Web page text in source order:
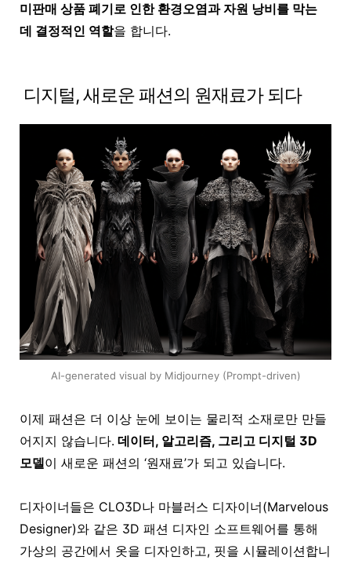
미판매 상품 폐기로 인한 환경오염과 자원 낭비를 막는
데 결정적인 역할을 합니다.
디지털, 새로운 패션의 원재료가 되다
AI-generated visual by Midjourney (Prompt-driven)
이제 패션은 더 이상 눈에 보이는 물리적 소재로만 만들
어지지 않습니다. 데이터, 알고리즘, 그리고 디지털 3D
모델이 새로운 패션의 ‘원재료’가 되고 있습니다.
디자이너들은 CLO3D나 마블러스 디자이너(Marvelous
Designer)와 같은 3D 패션 디자인 소프트웨어를 통해
가상의 공간에서 옷을 디자인하고, 핏을 시뮬레이션합니